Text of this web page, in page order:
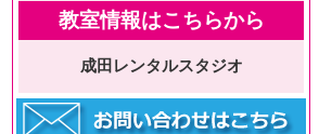
教室情報はこちらから
成田レンタルスタジオ